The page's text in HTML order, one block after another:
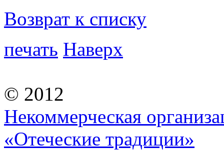
Возврат к списку
печать Наверх
© 2012
Некоммерческая
«Отеческие традиции»